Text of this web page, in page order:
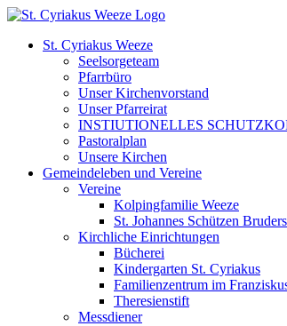
Zum
springenSt. Cyriakus Weeze
Seelsorgeteam
Pfarrbüro
Unser Kirchenvorstand
Unser Pfarreirat
INSTIUTIONELLES
Pastoralplan
Unsere Kirchen
Gemeindeleben und Vereine
Vereine
Kolpingfamilie Weeze
St. Johannes Schützen
Kirchliche Einrichtungen
Bücherei
Kindergarten St. Cyriakus
Familienzentrum im
Theresienstift
Messdiener